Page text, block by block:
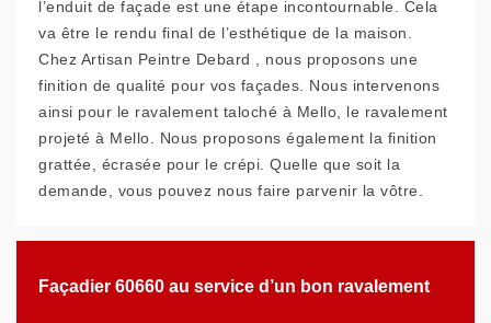
l’enduit de façade est une étape incontournable. Cela
va être le rendu final de l’esthétique de la maison.
Chez Artisan Peintre Debard , nous proposons une
finition de qualité pour vos façades. Nous intervenons
ainsi pour le ravalement taloché à Mello, le ravalement
projeté à Mello. Nous proposons également la finition
grattée, écrasée pour le crépi. Quelle que soit la
demande, vous pouvez nous faire parvenir la vôtre.
Façadier 60660 au service d’un bon ravalement